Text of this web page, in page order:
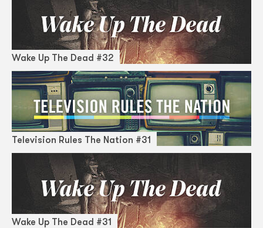
Wake Up The Dead #32
Television Rules The Nation #31
Wake Up The Dead #31